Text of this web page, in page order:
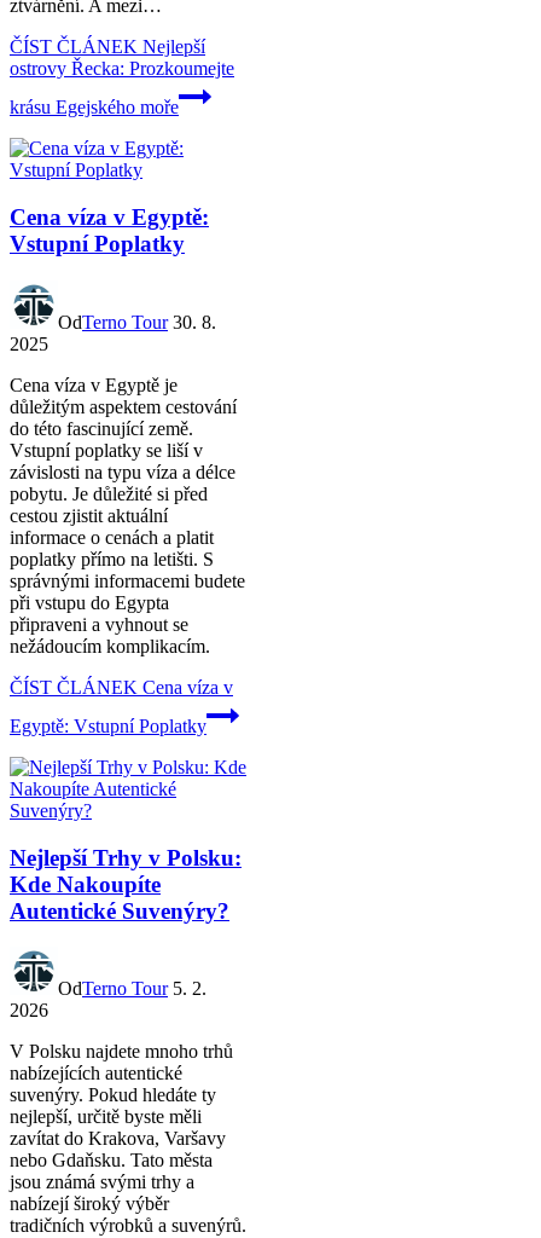
ztvárnění. A mezi…
ČÍST ČLÁNEK Nejlepší
ostrovy Řecka: Prozkoumejte
krásu Egejského moře
Cena víza v Egyptě:
Vstupní Poplatky
OdTerno Tour 30. 8.
2025
Cena víza v Egyptě je
důležitým aspektem cestování
do této fascinující země.
Vstupní poplatky se liší v
závislosti na typu víza a délce
pobytu. Je důležité si před
cestou zjistit aktuální
informace o cenách a platit
poplatky přímo na letišti. S
správnými informacemi budete
při vstupu do Egypta
připraveni a vyhnout se
nežádoucím komplikacím.
ČÍST ČLÁNEK Cena víza v
Egyptě: Vstupní Poplatky
Nejlepší Trhy v Polsku:
Kde Nakoupíte
Autentické Suvenýry?
OdTerno Tour 5. 2.
2026
V Polsku najdete mnoho trhů
nabízejících autentické
suvenýry. Pokud hledáte ty
nejlepší, určitě byste měli
zavítat do Krakova, Varšavy
nebo Gdaňsku. Tato města
jsou známá svými trhy a
nabízejí široký výběr
tradičních výrobků a suvenýrů.